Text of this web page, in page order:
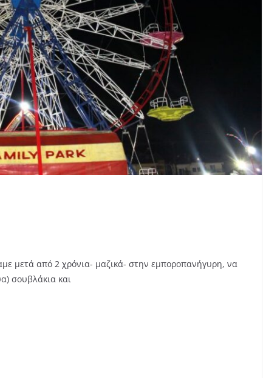
μετά από 2 χρόνια- μαζικά- στην εμποροπανήγυρη, να
σουβλάκια και